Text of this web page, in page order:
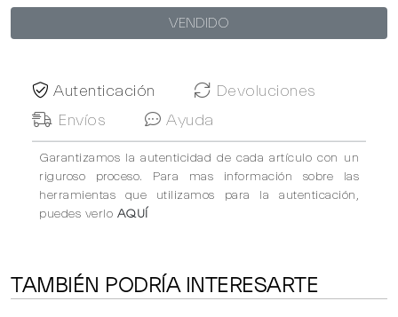
VENDIDO
Autenticación
Devoluciones
Envíos
Ayuda
Garantizamos la autenticidad de cada artículo con un
riguroso proceso. Para mas información sobre las
herramientas que utilizamos para la autenticación,
puedes verlo AQUÍ
TAMBIÉN PODRÍA INTERESARTE